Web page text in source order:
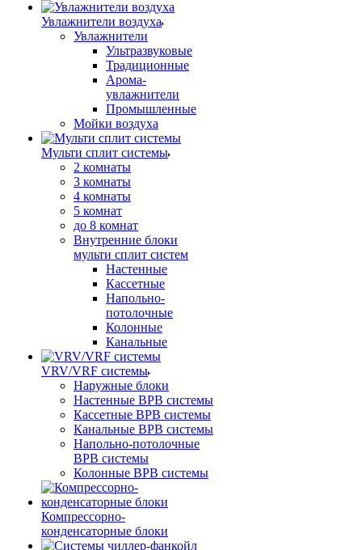
Увлажнители воздуха
Увлажнители
Ультразвуковые
Традиционные
Арома-
увлажнители
Промышленные
Мойки воздуха
Мульти сплит системы
2 комнаты
3 комнаты
4 комнаты
5 комнат
до 8 комнат
Внутренние блоки
мульти сплит систем
Настенные
Кассетные
Напольно-
потолочные
Колонные
Канальные
VRV/VRF системы
Наружные блоки
Настенные ВРВ системы
Кассетные ВРВ системы
Канальные ВРВ системы
Напольно-потолочные
ВРВ системы
Колонные ВРВ системы
Компрессорно-
конденсаторные блоки